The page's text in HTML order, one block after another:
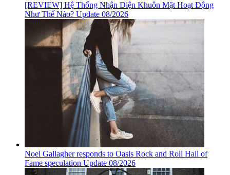
[REVIEW] Hệ Thống Nhận Diện Khuôn Mặt Hoạt Động
Như Thế Nào? Update 08/2026
Noel Gallagher responds to Oasis Rock and Roll Hall of
Fame speculation Update 08/2026